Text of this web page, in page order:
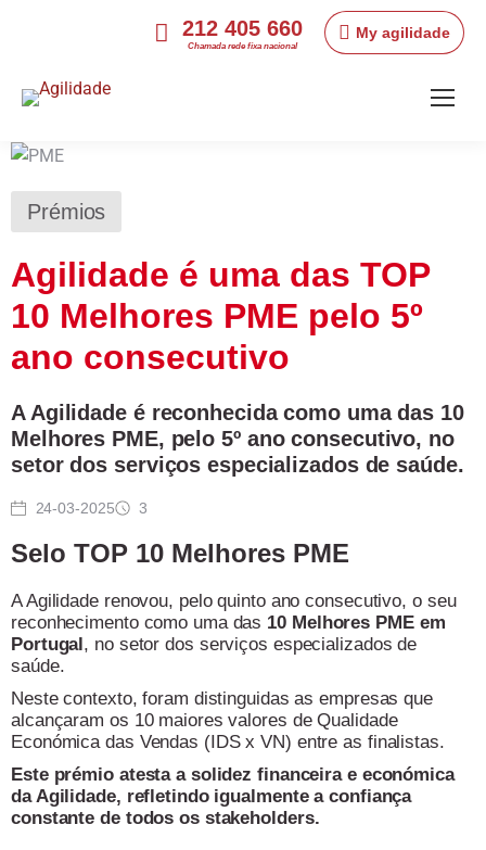
212 405 660
Chamada rede fixa nacional
My agilidade
Prémios
Agilidade é uma das TOP
10 Melhores PME pelo 5º
ano consecutivo
A Agilidade é reconhecida como uma das 10
Melhores PME, pelo 5º ano consecutivo, no
setor dos serviços especializados de saúde.
24-03-2025 3
Selo TOP 10 Melhores PME
A Agilidade renovou, pelo quinto ano consecutivo, o seu
reconhecimento como uma das 10 Melhores PME em
Portugal , no setor dos serviços especializados de
saúde.
Neste contexto, foram distinguidas as empresas que
alcançaram os 10 maiores valores de Qualidade
Económica das Vendas (IDS x VN) entre as finalistas.
Este prémio atesta a solidez financeira e económica
da Agilidade, refletindo igualmente a confiança
constante de todos os stakeholders.